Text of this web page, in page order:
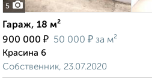
5
Гараж, 18 м²
900 000 ₽ 50 000 ₽ за м²
Красина 6
Собственник, 23.07.2020